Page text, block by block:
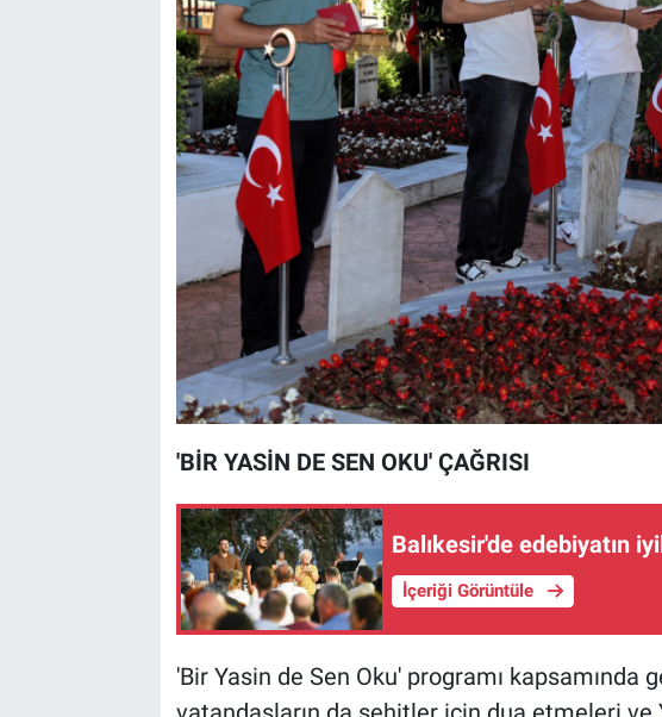
'BİR YASİN DE SEN OKU' ÇAĞRISI
Balıkesir'de edebiyatın
İçeriği Görüntüle
'Bir Yasin de Sen Oku' programı